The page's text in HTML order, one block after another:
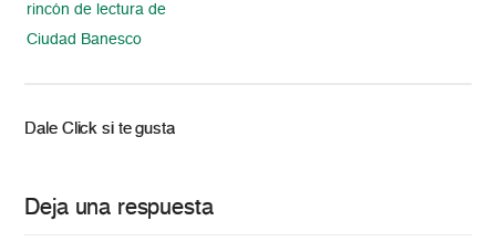
rincón de lectura de
Ciudad Banesco
Dale Click si te gusta
Deja una respuesta